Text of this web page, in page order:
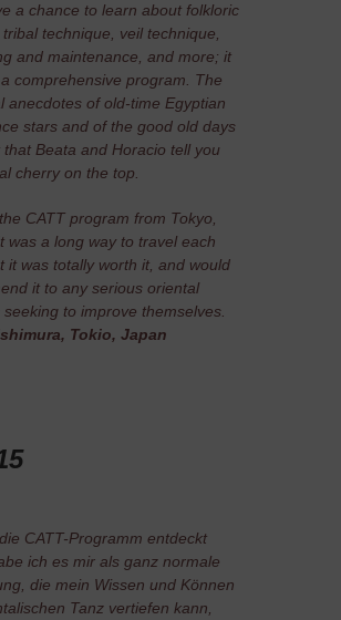
a chance to learn about folkloric
technique, veil technique,
and maintenance, and more; it
comprehensive program. The
anecdotes of old-time Egyptian
stars and of the good old days
that Beata and Horacio tell you
cherry on the top.
CATT program from Tokyo,
was a long way to travel each
it was totally worth it, and would
it to any serious oriental
to improve themselves.
Tokio, Japan
CATT-Programm entdeckt
ich es mir als ganz normale
die mein Wissen und Können
Tanz vertiefen kann,